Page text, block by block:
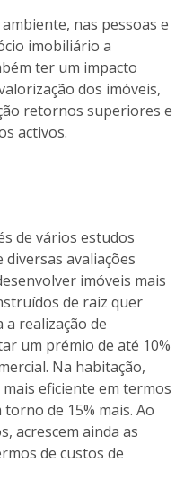
nas pessoas e
imobiliário a
ter um impacto
dos imóveis,
retornos superiores e
activos.
de vários estudos
avaliações
imóveis mais
de raiz quer
realização de
um prémio de até 10%
Na habitação,
eficiente em termos
de 15% mais. Ao
acrescem ainda as
de custos de